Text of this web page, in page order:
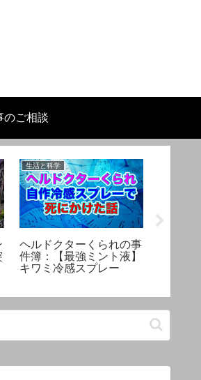
のご相談
生活と科学
ヘルドクターくられの事
件簿：【最強ミント液】
キワミ冷感スプレー